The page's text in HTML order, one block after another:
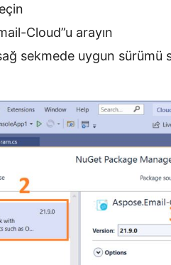
Cloud”u arayın
sekmede uygun sürümü